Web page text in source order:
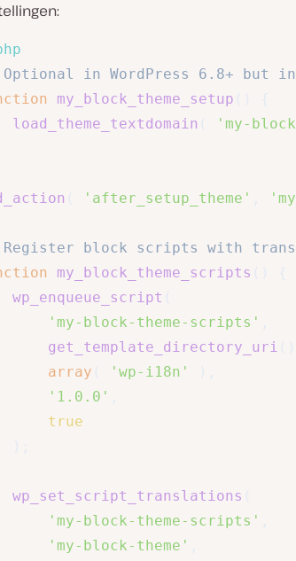
in WordPress 6.8+ but
my_block_theme_setup
load_theme_textdomain
'my-
'after_setup_theme'
block scripts with
my_block_theme_scripts
wp_enqueue_script
'my-block-theme-scripts'
get_template_directory_uri
array
'wp-i18n'
'1.0.0'
true
wp_set_script_translations
'my-block-theme-scripts'
'my-block-theme'